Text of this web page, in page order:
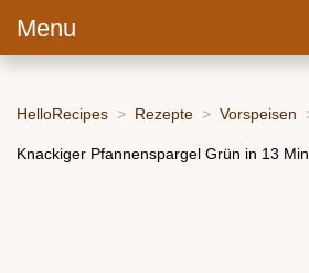
Menu
HelloRecipes Rezepte Vorspeisen
Knackiger Pfannenspargel Grün in 13 Min